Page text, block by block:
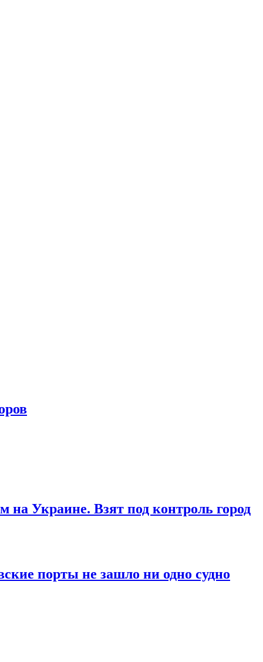
на Украине. Взят под контроль город
порты не зашло ни одно судно